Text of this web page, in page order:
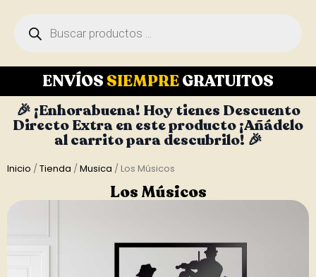
ENVÍOS SIEMPREGRATUITOS
🎉 ¡Enhorabuena! Hoy tienes Descuento
Directo Extra en este producto ¡Añádelo
al carrito para descubrilo! 🎉
Inicio /Tienda /Musica / Los Músicos
Los Músicos